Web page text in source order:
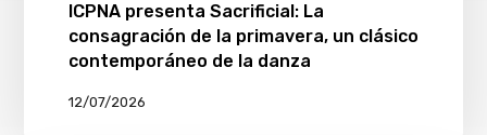
ICPNA presenta Sacrificial: La
consagración de la primavera, un clásico
contemporáneo de la danza
12/07/2026